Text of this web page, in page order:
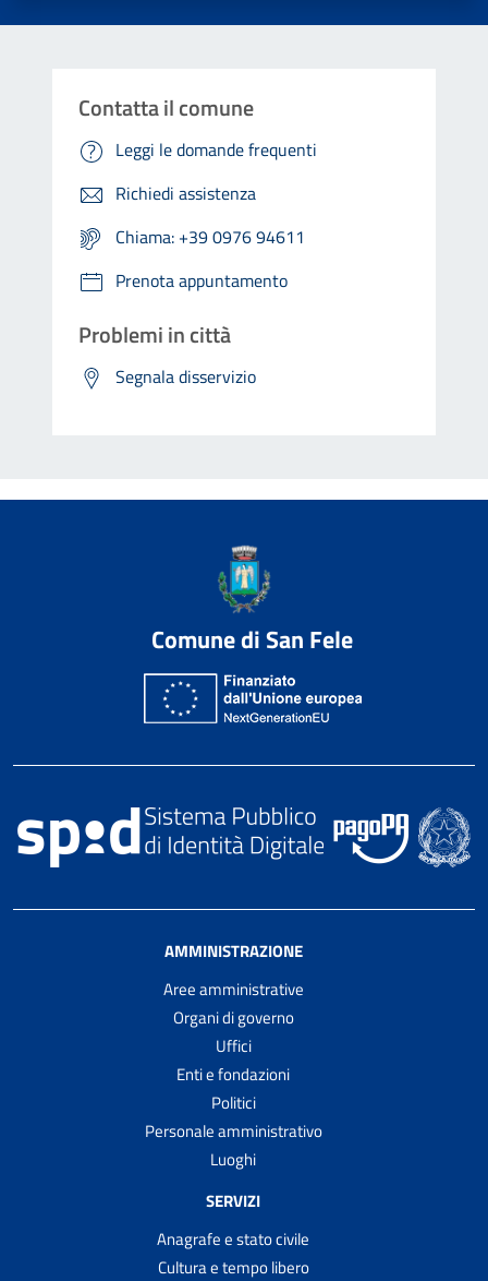
Contatta il comune
Leggi le domande frequenti
Richiedi assistenza
Chiama: +39 0976 94611
Prenota appuntamento
Problemi in città
Segnala disservizio
Comune di San Fele
AMMINISTRAZIONE
Aree amministrative
Organi di governo
Uffici
Enti e fondazioni
Politici
Personale amministrativo
Luoghi
SERVIZI
Anagrafe e stato civile
Cultura e tempo libero